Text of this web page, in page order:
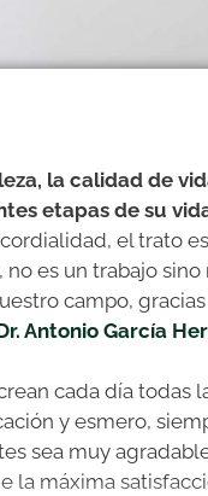
la calidad de
etapas de su
el trato
es un trabajo
campo,
Antonio García
cada día todas
y esmero,
sea muy
la máxima